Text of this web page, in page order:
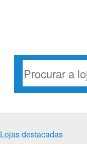
Lojas destacadas